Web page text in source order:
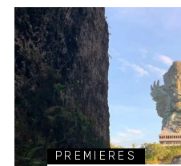
PREMIERES